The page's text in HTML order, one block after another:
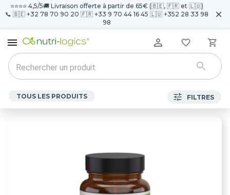
⭐️⭐️⭐️⭐️ 4,5/5🚚 Livraison offerte à partir de 65€ (🇧🇪, 🇫🇷 et 🇱🇺)
📞 🇧🇪 +32 78 70 90 20 🇫🇷 +33 9 70 44 16 45 🇱🇺 +352 28 33 98
98
TOUS LES PRODUITS FILTRES